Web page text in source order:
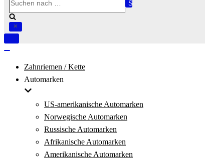
nach …
Navigation
Zahnriemen / Kette
Automarken
US-amerikanische Automarken
Norwegische Automarken
Russische Automarken
Afrikanische Automarken
Amerikanische Automarken